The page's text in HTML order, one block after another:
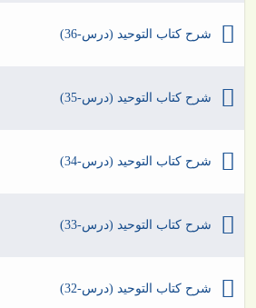
شرح كتاب التوحيد (درس-36)
شرح كتاب التوحيد (درس-35)
شرح كتاب التوحيد (درس-34)
شرح كتاب التوحيد (درس-33)
شرح كتاب التوحيد (درس-32)